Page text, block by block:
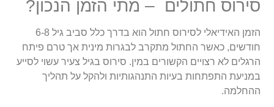
סירוס חתולים – מתי הזמן הנכון?
הזמן האידיאלי לסירוס חתול הוא בדרך כלל סביב גיל 6-8
חודשים, כאשר החתול מתקרב לבגרות מינית אך טרם פיתח
הרגלים לא רצויים הקשורים במין. סירוס בגיל צעיר עשוי לסייע
במניעת התפתחות בעיות התנהגותיות ולהקל על תהליך
ההחלמה.